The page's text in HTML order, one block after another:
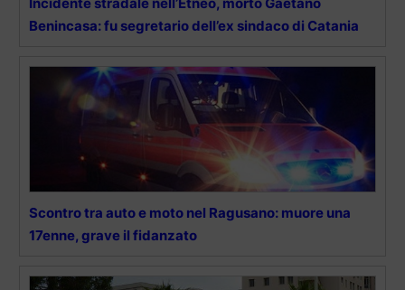
Benincasa: fu segretario dell’ex sindaco di Catania
Scontro tra auto e moto nel Ragusano: muore una
17enne, grave il fidanzato